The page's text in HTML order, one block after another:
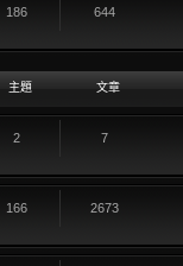
186 644
主題 文章
2 7
166 2673